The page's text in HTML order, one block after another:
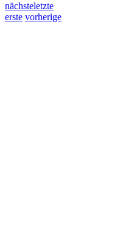
nächsteletzte
erste vorherige